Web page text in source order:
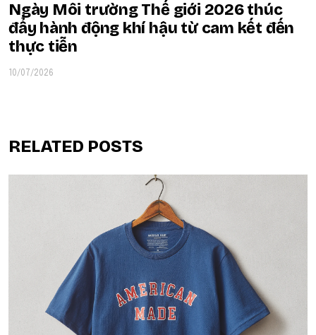
Ngày Môi trường Thế giới 2026 thúc
đẩy hành động khí hậu từ cam kết đến
thực tiễn
10/07/2026
RELATED POSTS